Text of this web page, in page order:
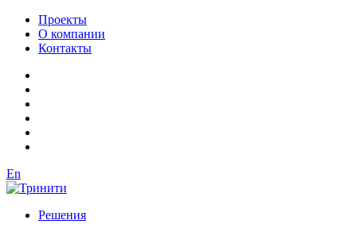
Проекты
О компании
Контакты
En
Решения